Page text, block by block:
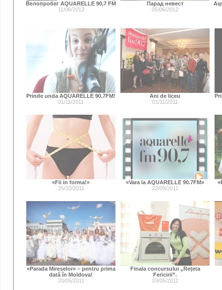
Велопробег AQUARELLE 90,7 FM
11/06/2012
Парад невест
05/06/2012
Prinde unda AQUARELLE 90.7FM!
01/11/2011
Ani de liceu
01/11/2011
«Fii in forma!»
25/10/2011
«Vara la AQUARELLE 90.7FM»
22/09/2011
«Parada Mireselor» – pentru prima
dată în Moldova!
20/05/2011
Finala concursului „Reţeta
Fericirii”.
03/05/2011